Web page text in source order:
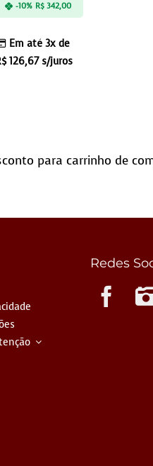
Em até 3x de
126,67s/juros
-10% R$342,00
para carrinho de
Redes